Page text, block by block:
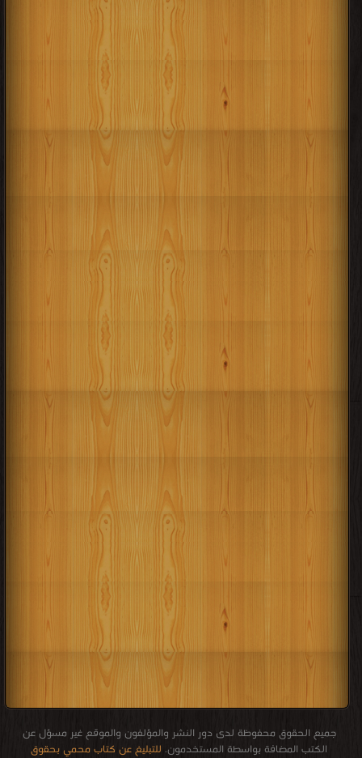
جميع الحقوق محفوظة لدى دور النشر والمؤلفون والموقع غير مسؤل عن
الكتب المضافة بواسطة المستخدمون. للتبليغ عن كتاب محمي بحقوق